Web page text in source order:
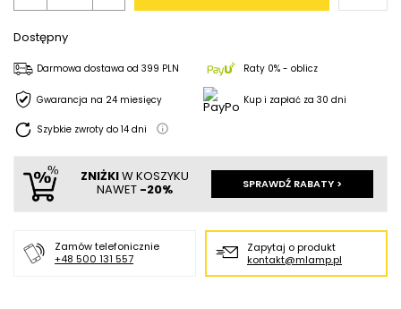
Dostępny
Darmowa dostawa od 399 PLN Raty 0% - oblicz
Gwarancja na 24 miesięcy Kup i zapłać za 30 dni
Szybkie zwroty do 14 dni
ZNIŻKIW KOSZYKU
NAWET -20% SPRAWDŹ RABATY >
Zamów telefonicznie
+48 500 131 557
Zapytaj o produkt
kontakt@mlamp.pl